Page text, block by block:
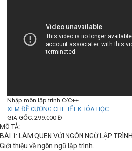
Nhập môn lập trình C/C++
XEM ĐỀ CƯƠNG CHI TIẾT KHÓA HỌC
GIÁ GỐC: 299.000 Đ
MÔ TẢ:
BÀI 1: LÀM QUEN VỚI NGÔN NGỮ LẬP TRÌNH
Giới thiệu về ngôn ngữ lập trình.